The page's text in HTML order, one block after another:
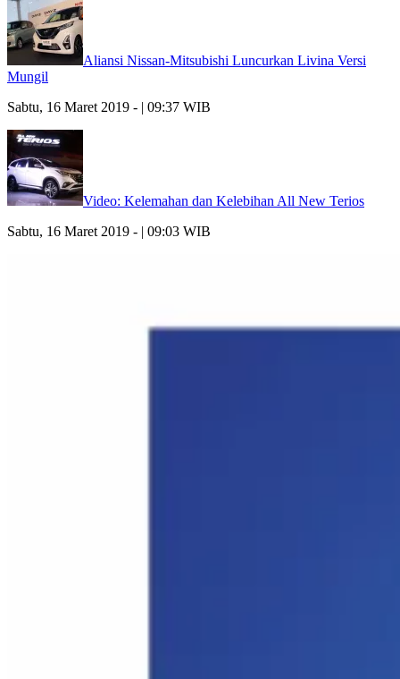
Aliansi Nissan-Mitsubishi Luncurkan Livina Versi
Mungil
Sabtu, 16 Maret 2019 - | 09:37 WIB
Video: Kelemahan dan Kelebihan All New Terios
Sabtu, 16 Maret 2019 - | 09:03 WIB